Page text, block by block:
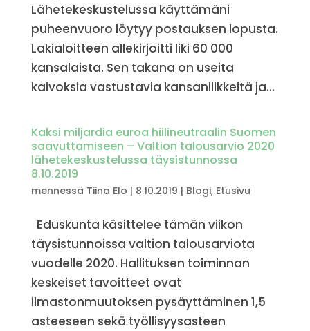
Lähetekeskustelussa käyttämäni
puheenvuoro löytyy postauksen lopusta.
Lakialoitteen allekirjoitti liki 60 000
kansalaista. Sen takana on useita
kaivoksia vastustavia kansanliikkeitä ja...
Kaksi miljardia euroa hiilineutraalin Suomen
saavuttamiseen – Valtion talousarvio 2020
lähetekeskustelussa täysistunnossa
8.10.2019
mennessä Tiina Elo | 8.10.2019 | Blogi, Etusivu
Eduskunta käsittelee tämän viikon
täysistunnoissa valtion talousarviota
vuodelle 2020. Hallituksen toiminnan
keskeiset tavoitteet ovat
ilmastonmuutoksen pysäyttäminen 1,5
asteeseen sekä työllisyysasteen